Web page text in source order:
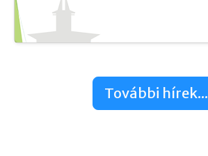
További hírek...